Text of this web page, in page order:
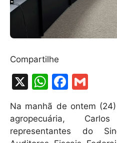
Compartilhe
X
W
h
at
s
F
c
e
m
ai
l
Na manhã de ontem
agropecuária,
representantes do